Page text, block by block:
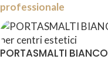
professionale
PORTASMALTI BIANCO